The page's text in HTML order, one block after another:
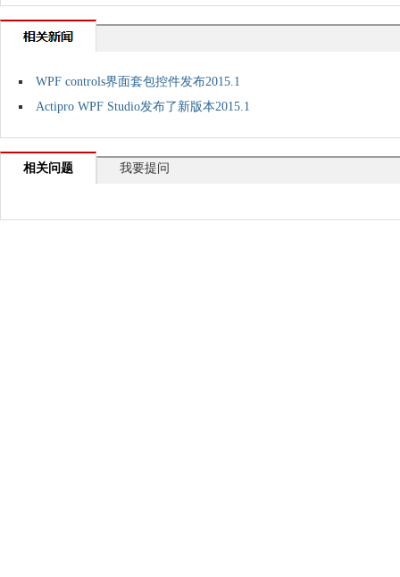
WPF controls界面套包控件发布2015.1
Actipro WPF Studio发布了新版本2015.1
相关问题 我要提问